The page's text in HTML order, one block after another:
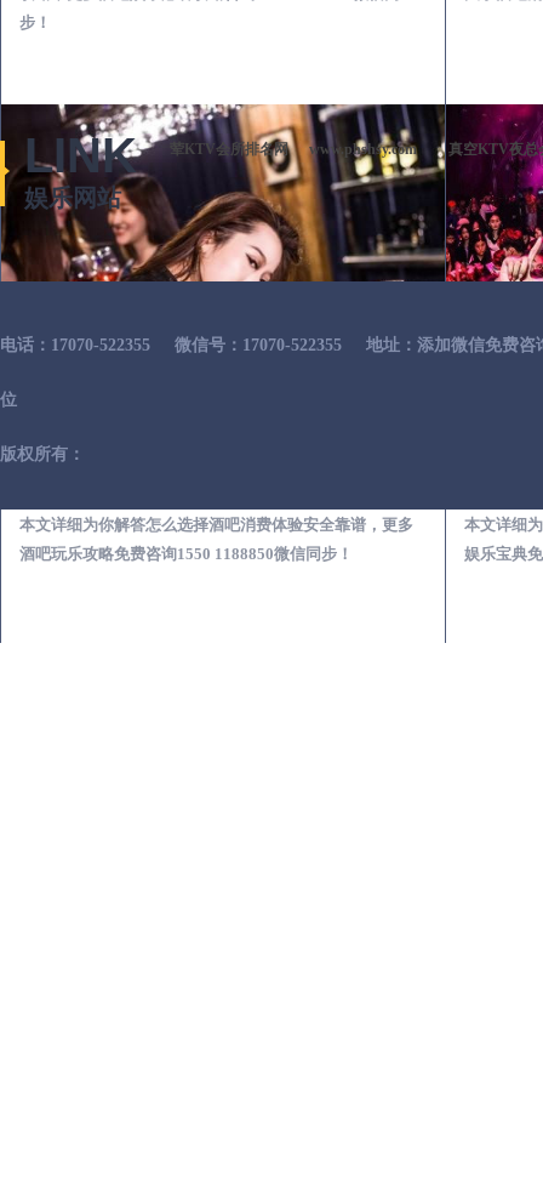
步！
本文详细为你解答怎么选择酒吧消费体验安全靠谱，更多
酒吧玩乐攻略免费咨询1550 1188850微信同步！
本文详细
娱乐宝典
LINK
娱乐网站
荤KTV会所排名网 www.phshsy.com 真空KTV夜总
电话：17070-522355 微信号：17070-522355 地址：添加微信免费咨
位
版权所有：